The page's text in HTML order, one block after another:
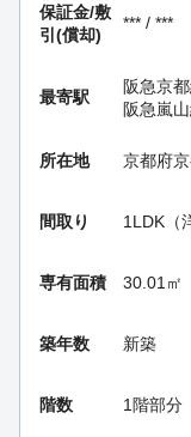
保証金/敷
引(償却)
*** / ***
最寄駅
阪急京
阪急嵐
所在地 京都府
間取り 1LDK（
専有面積 30.01㎡
築年数 新築
階数 1階部分